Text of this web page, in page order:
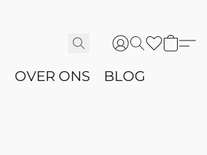
OVER ONS BLOG